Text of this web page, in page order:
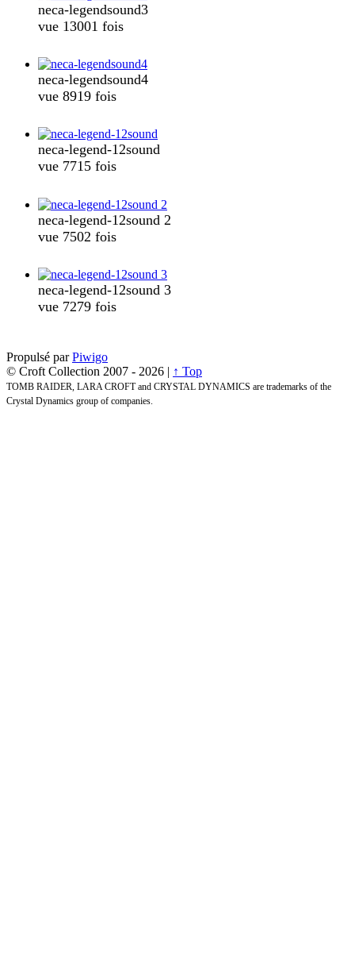
neca-legendsound3
vue 13001 fois
neca-legendsound4
vue 8919 fois
neca-legend-12sound
vue 7715 fois
neca-legend-12sound 2
vue 7502 fois
neca-legend-12sound 3
vue 7279 fois
Propulsé parPiwigo
© Croft Collection 2007 - 2026 | ↑ Top
TOMB RAIDER, LARA CROFT and CRYSTAL DYNAMICS are trademarks of the
Crystal Dynamics group of companies.